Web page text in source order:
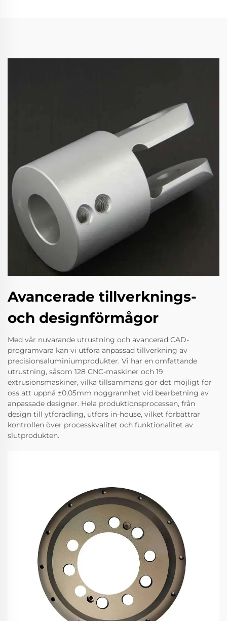
Avancerade tillverknings-
och designförmågor
Med vår nuvarande utrustning och avancerad CAD-
programvara kan vi utföra anpassad tillverkning av
precisionsaluminiumprodukter. Vi har en omfattande
utrustning, såsom 128 CNC-maskiner och 19
extrusionsmaskiner, vilka tillsammans gör det möjligt för
oss att uppnå ±0,05mm noggrannhet vid bearbetning av
anpassade designer. Hela produktionsprocessen, från
design till ytförädling, utförs in-house, vilket förbättrar
kontrollen över processkvalitet och funktionalitet av
slutprodukten.